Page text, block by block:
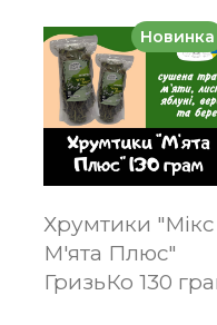
Новинка
Хрумтики "Мікс
М'ята Плюс"
ГризьКо 130